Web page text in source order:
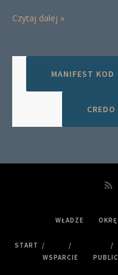
Czytaj dalej »
MANIFEST KOD
START
WŁADZE
WSPARCIE